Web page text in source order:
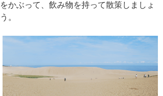
をかぶって、飲み物を持って散策しましょ
う。